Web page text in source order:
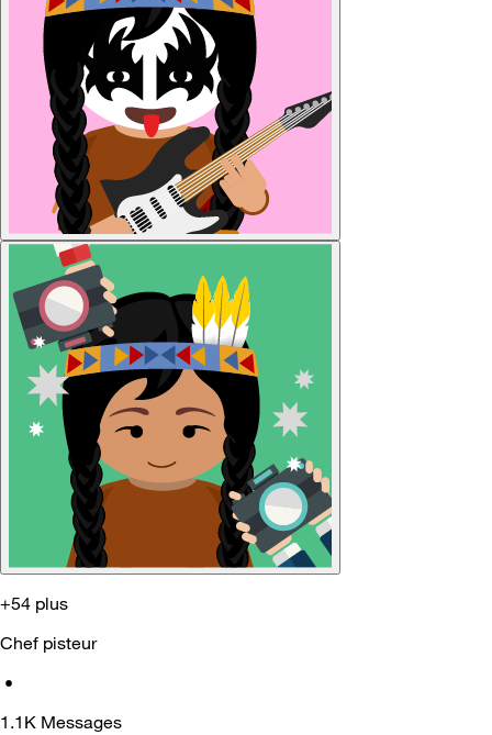
+54 plus
Chef pisteur
•
1.1K Messages